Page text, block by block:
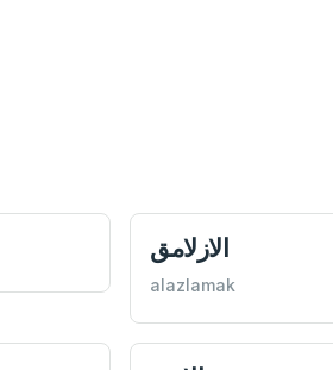
الازلامق
alazlamak